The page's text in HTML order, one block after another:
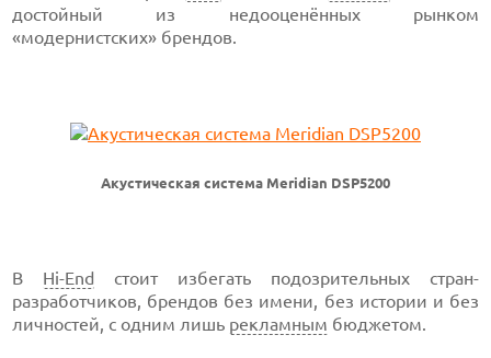
достойный из недооценённых рынком
«модернистских» брендов.
Акустическая система Meridian DSP5200
В Hi-End стоит избегать подозрительных стран-
разработчиков, брендов без имени, без истории и без
личностей, с одним лишь рекламным бюджетом.